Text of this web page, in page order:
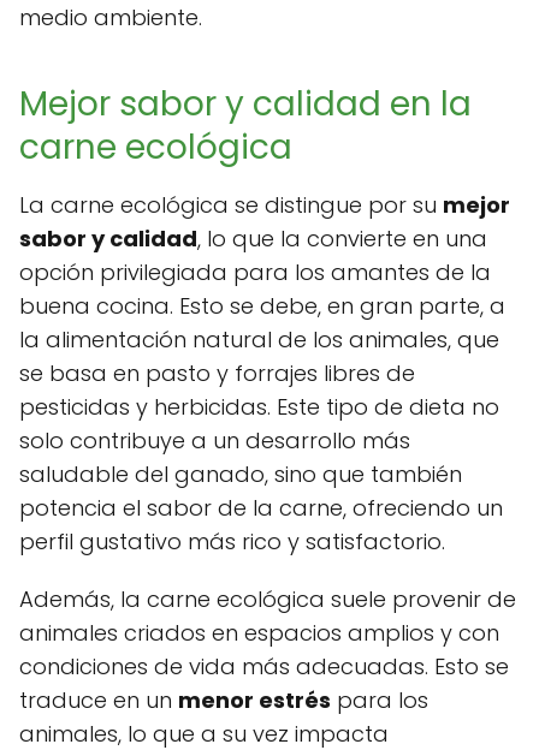
medio ambiente.
Mejor sabor y calidad en la
carne ecológica
La carne ecológica se distingue por su mejor
sabor y calidad, lo que la convierte en una
opción privilegiada para los amantes de la
buena cocina. Esto se debe, en gran parte, a
la alimentación natural de los animales, que
se basa en pasto y forrajes libres de
pesticidas y herbicidas. Este tipo de dieta no
solo contribuye a un desarrollo más
saludable del ganado, sino que también
potencia el sabor de la carne, ofreciendo un
perfil gustativo más rico y satisfactorio.
Además, la carne ecológica suele provenir de
animales criados en espacios amplios y con
condiciones de vida más adecuadas. Esto se
traduce en un menor estrés para los
animales, lo que a su vez impacta